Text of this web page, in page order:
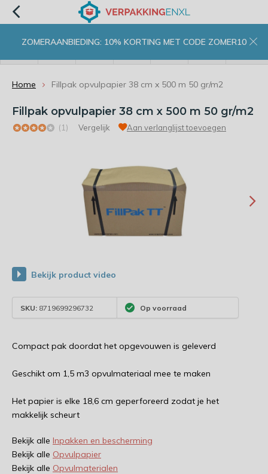
ZOMERAANBIEDING: 10% KORTING MET CODE ZOMER10
Home Fillpak opvulpapier 38 cm x 500 m 50 gr/m2
Fillpak opvulpapier 38 cm x 500 m 50 gr/m2
(1) Vergelijk Aan verlanglijst toevoegen
SKU: 8719699296732 Op voorraad
Compact pak doordat het opgevouwen is geleverd
Geschikt om 1,5 m3 opvulmateriaal mee te maken
Het papier is elke 18,6 cm geperforeerd zodat je het
makkelijk scheurt
Bekijk alle Inpakken en bescherming
Bekijk alle Opvulpapier
Bekijk alle Opvulmaterialen
Bekijk product video